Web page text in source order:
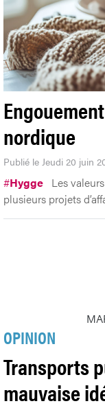
nordique
Publié le Jeudi 20 juin
#Hygge Les
plusieurs projets
OPINION
Transports
mauvaise